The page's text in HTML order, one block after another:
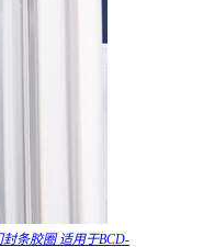
封条胶圈 适用于BCD-